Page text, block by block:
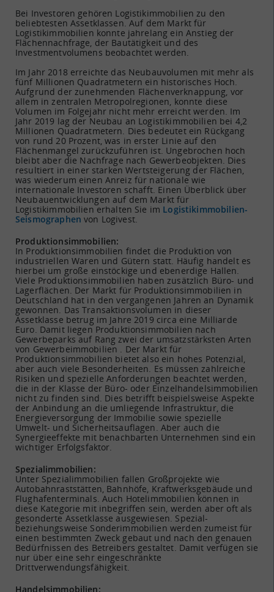
Bei Investoren gehören Logistikimmobilien zu den
beliebtesten Assetklassen. Auf dem Markt für
Logistikimmobilien konnte jahrelang ein Anstieg der
Flächennachfrage, der Bautätigkeit und des
Investmentvolumens beobachtet werden.
Im Jahr 2018 erreichte das Neubauvolumen mit mehr als
fünf Millionen Quadratmetern ein historisches Hoch.
Aufgrund der zunehmenden Flächenverknappung, vor
allem in zentralen Metropolregionen, konnte diese
Volumen im Folgejahr nicht mehr erreicht werden. Im
Jahr 2019 lag der Neubau an Logistikimmobilien bei 4,2
Millionen Quadratmetern. Dies bedeutet ein Rückgang
von rund 20 Prozent, was in erster Linie auf den
Flächenmangel zurückzuführen ist. Ungebrochen hoch
bleibt aber die Nachfrage nach Gewerbeobjekten. Dies
resultiert in einer starken Wertsteigerung der Flächen,
was wiederum einen Anreiz für nationale wie
internationale Investoren schafft. Einen Überblick über
Neubauentwicklungen auf dem Markt für
Logistikimmobilien erhalten Sie im Logistikimmobilien-
Seismographen von Logivest.
Produktionsimmobilien:
In Produktionsimmobilien findet die Produktion von
industriellen Waren und Gütern statt. Häufig handelt es
hierbei um große einstöckige und ebenerdige Hallen.
Viele Produktionsimmobilien haben zusätzlich Büro- und
Lagerflächen. Der Markt für Produktionsimmobilien in
Deutschland hat in den vergangenen Jahren an Dynamik
gewonnen. Das Transaktionsvolumen in dieser
Assetklasse betrug im Jahre 2019 circa eine Milliarde
Euro. Damit liegen Produktionsimmobilien nach
Gewerbeparks auf Rang zwei der umsatzstärksten Arten
von Gewerbeimmobilien . Der Markt für
Produktionsimmobilien bietet also ein hohes Potenzial,
aber auch viele Besonderheiten. Es müssen zahlreiche
Risiken und spezielle Anforderungen beachtet werden,
die in der Klasse der Büro- oder Einzelhandelsimmobilien
nicht zu finden sind. Dies betrifft beispielsweise Aspekte
der Anbindung an die umliegende Infrastruktur, die
Energieversorgung der Immobilie sowie spezielle
Umwelt- und Sicherheitsauflagen. Aber auch die
Synergieeffekte mit benachbarten Unternehmen sind ein
wichtiger Erfolgsfaktor.
Spezialimmobilien:
Unter Spezialimmobilien fallen Großprojekte wie
Autobahnraststätten, Bahnhöfe, Kraftwerksgebäude und
Flughafenterminals. Auch Hotelimmobilien können in
diese Kategorie mit inbegriffen sein, werden aber oft als
gesonderte Assetklasse ausgewiesen. Spezial-
beziehungsweise Sonderimmobilien werden zumeist für
einen bestimmten Zweck gebaut und nach den genauen
Bedürfnissen des Betreibers gestaltet. Damit verfügen sie
nur über eine sehr eingeschränkte
Drittverwendungsfähigkeit.
Handelsimmobilien: